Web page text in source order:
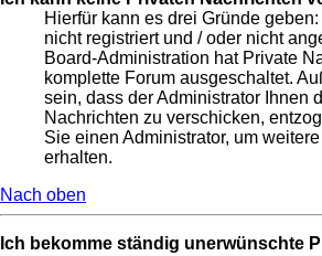
Hierfür kann es drei Gründe
nicht registriert und / oder nicht
Board-Administration hat Private
komplette Forum ausgeschaltet.
sein, dass der Administrator Ihnen
Nachrichten zu verschicken,
Sie einen Administrator, um
erhalten.
Nach oben
Ich bekomme ständig unerwünschte